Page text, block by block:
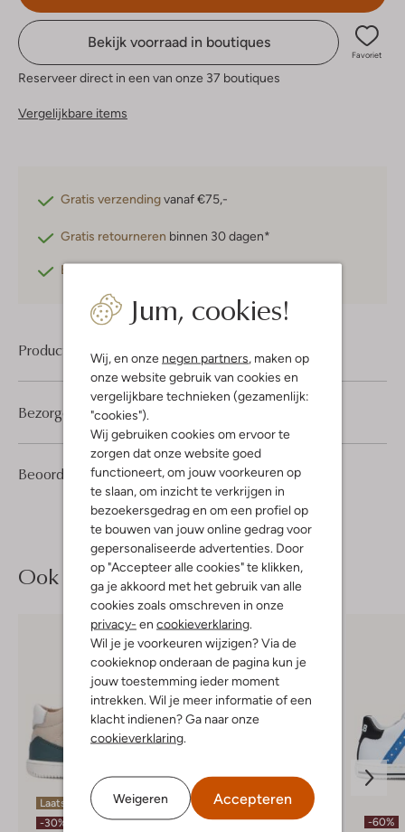
Jum, cookies!
Wij, en onze negen partners, maken op
onze website gebruik van cookies en
vergelijkbare technieken (gezamenlijk:
"cookies").
Wij gebruiken cookies om ervoor te
zorgen dat onze website goed
functioneert, om jouw voorkeuren op
te slaan, om inzicht te verkrijgen in
bezoekersgedrag en om een profiel op
te bouwen van jouw online gedrag voor
gepersonaliseerde advertenties. Door
op "Accepteer alle cookies" te klikken,
ga je akkoord met het gebruik van alle
cookies zoals omschreven in onze
privacy- en cookieverklaring.
Wil je je voorkeuren wijzigen? Via de
cookieknop onderaan de pagina kun je
jouw toestemming ieder moment
intrekken. Wil je meer informatie of een
klacht indienen? Ga naar onze
cookieverklaring.
Weigeren Accepteren
Bekijk voorraad in boutiques
Favoriet
Reserveer direct in een van onze 37 boutiques
Vergelijkbare items
Gratis verzendingvanaf €75,-
Gratis retourneren binnen 30 dagen*
Betaal achteraf
Product informatie
Beoordelingen (1) 5/5
1
5
Sterren
Bezorgen & retourneren
Ook iets voor jou?
Laatste maten
-30%
-20% -60%